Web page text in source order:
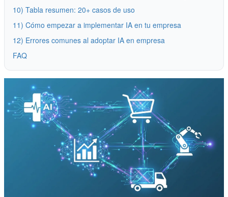
10) Tabla resumen: 20+ casos de uso
11) Cómo empezar a implementar IA en tu empresa
12) Errores comunes al adoptar IA en empresa
FAQ